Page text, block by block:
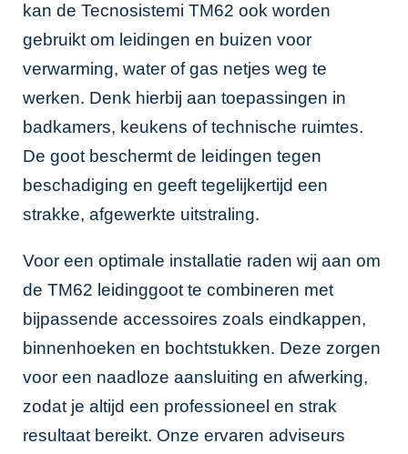
kan de Tecnosistemi TM62 ook worden
gebruikt om leidingen en buizen voor
verwarming, water of gas netjes weg te
werken. Denk hierbij aan toepassingen in
badkamers, keukens of technische ruimtes.
De goot beschermt de leidingen tegen
beschadiging en geeft tegelijkertijd een
strakke, afgewerkte uitstraling.
Voor een optimale installatie raden wij aan om
de TM62 leidinggoot te combineren met
bijpassende accessoires zoals eindkappen,
binnenhoeken en bochtstukken. Deze zorgen
voor een naadloze aansluiting en afwerking,
zodat je altijd een professioneel en strak
resultaat bereikt. Onze ervaren adviseurs